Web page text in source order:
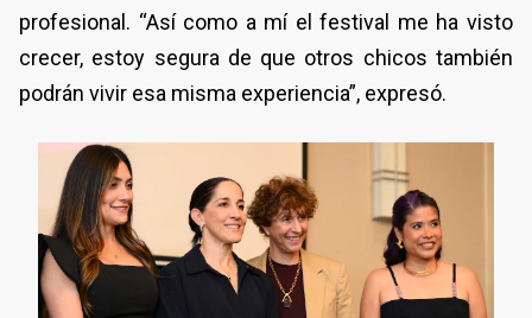
profesional. “Así como a mí el festival me ha visto
crecer, estoy segura de que otros chicos también
podrán vivir esa misma experiencia”, expresó.